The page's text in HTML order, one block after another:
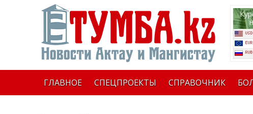
ГЛАВНОЕ СПЕЦПРОЕКТЫ СПРАВОЧНИК